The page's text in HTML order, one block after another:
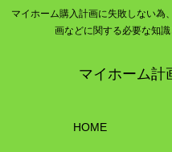
マイホーム購入計画に失敗しない為
画などに関する必要な知
マイホーム計
HOME